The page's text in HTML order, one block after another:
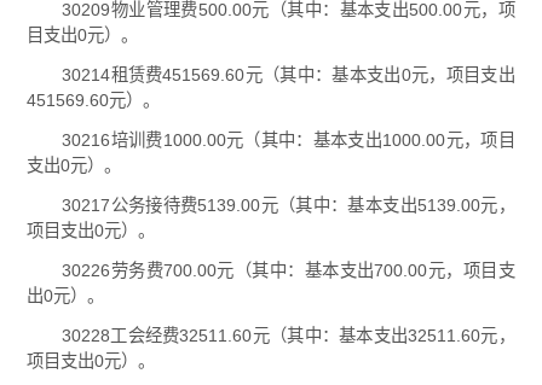
30209物业管理费500.00元（其中：基本支出500.00元，项
目支出0元）。
30214租赁费451569.60元（其中：基本支出0元，项目支出
451569.60元）。
30216培训费1000.00元（其中：基本支出1000.00元，项目
支出0元）。
30217公务接待费5139.00元（其中：基本支出5139.00元，
项目支出0元）。
30226劳务费700.00元（其中：基本支出700.00元，项目支
出0元）。
30228工会经费32511.60元（其中：基本支出32511.60元，
项目支出0元）。